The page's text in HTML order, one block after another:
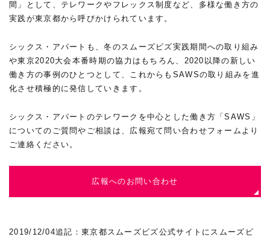
間」として、テレワークやフレックス制度など、多様な働き方の
実践が東京都から呼びかけられています。
シックス・アパートも、冬のスムーズビズ実践期間への取り組み
や東京2020大会本番時期の協力はもちろん、2020以降の新しい
働き方の事例のひとつとして、これからもSAWSの取り組みを進
化させ積極的に発信していきます。
シックス・アパートのテレワークを中心とした働き方「SAWS」
についてのご質問やご相談は、広報宛て問い合わせフォームより
ご連絡ください。
広報へのお問い合わせ
2019/12/04追記：東京都スムーズビズ公式サイトにスムーズビ